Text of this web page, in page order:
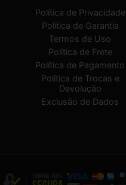
Política de Privacidade
Política de Garantia
Termos de Uso
Política de Frete
Política de Pagamento
Política de Trocas e
Devolução
Exclusão de Dados